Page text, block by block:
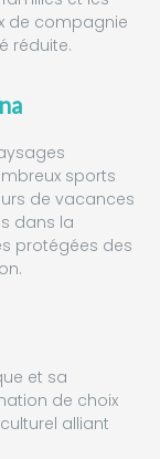
de compagnie
réduite.
sports
de vacances
dans la
protégées des
et sa
de choix
alliant